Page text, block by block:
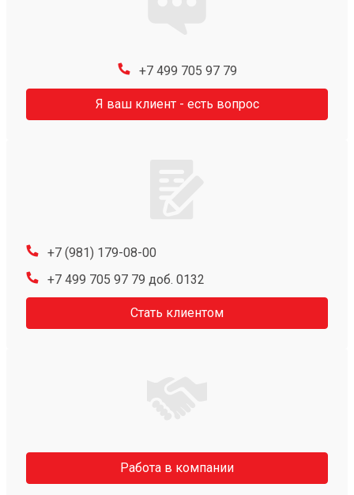
+7 499 705 97 79
Я ваш клиент - есть вопрос
+7 (981) 179-08-00
+7 499 705 97 79 доб. 0132
Стать клиентом
Работа в компании